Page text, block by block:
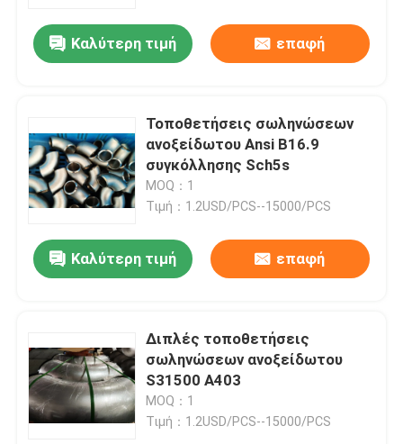
Προϊόντα
Περίπου εμείς
Καλύτερη τιμή επαφή
Τοποθετήσεις σωληνώσεων
ανοξείδωτου Ansi B16.9
συγκόλλησης Sch5s
MOQ：1
Τιμή：1.2USD/PCS--15000/PCS
Καλύτερη τιμή επαφή
Διπλές τοποθετήσεις
σωληνώσεων ανοξείδωτου
S31500 A403
MOQ：1
Τιμή：1.2USD/PCS--15000/PCS